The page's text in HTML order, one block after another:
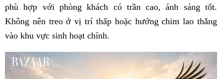
phù hợp với phòng khách có trần cao, ánh sáng tốt.
Không nên treo ở vị trí thấp hoặc hướng chim lao thẳng
vào khu vực sinh hoạt chính.